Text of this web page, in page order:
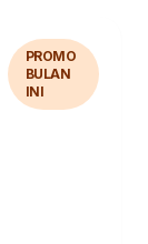
PROMO
BULAN
INI